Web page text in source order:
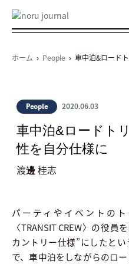
ホーム › People › 車中泊&ロード
People 2020.06.03
車中泊&ロードト
性を自分仕様に
渡邊桂志
パーティやイベントの
〈TRANSIT CREW〉の役
カントリー仕様”にしたとい
で、車中泊をしながらのロ